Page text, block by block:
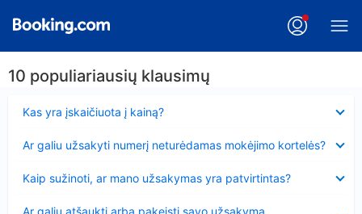
10 populiariausių klausimų
Kas yra įskaičiuota į kainą?
Ar galiu užsakyti numerį neturėdamas mokėjimo kortelės?
Kaip sužinoti, ar mano užsakymas yra patvirtintas?
Ar galiu atšaukti arba pakeisti savo užsakymą